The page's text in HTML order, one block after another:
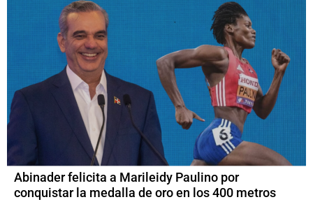
Abinader felicita a Marileidy Paulino por
conquistar la medalla de oro en los 400 metros